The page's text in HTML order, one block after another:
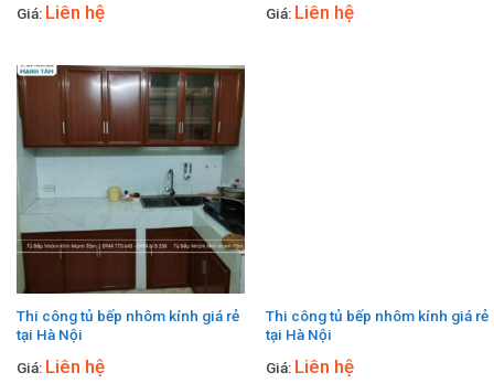
Giá: Liên hệ
Giá: Liên hệ
Thi công tủ bếp nhôm kính giá rẻ
tại Hà Nội
Giá: Liên hệ
Thi công tủ bếp nhôm kính giá rẻ
tại Hà Nội
Giá: Liên hệ